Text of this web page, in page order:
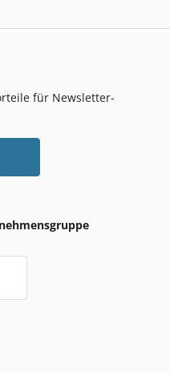
für Newsletter-